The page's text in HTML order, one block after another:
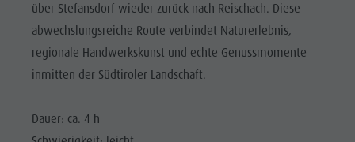
über Stefansdorf wieder zurück nach Reischach. Diese
abwechslungsreiche Route verbindet Naturerlebnis,
regionale Handwerkskunst und echte Genussmomente
inmitten der Südtiroler Landschaft.
Dauer: ca. 4 h